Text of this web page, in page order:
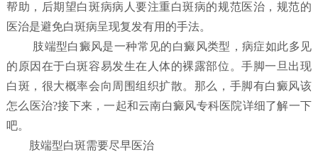
帮助，后期望白斑病病人要注重白斑病的规范医治，规范的
医治是避免白斑病呈现复发有用的手法。
肢端型白癜风是一种常见的白癜风类型，病症如此多见
的原因在于白斑容易发生在人体的裸露部位。手脚一旦出现
白斑，很大概率会向周围组织扩散。那么，手脚有白癜风该
怎么医治?接下来，一起和云南白癜风专科医院详细了解一下
吧。
肢端型白斑需要尽早医治